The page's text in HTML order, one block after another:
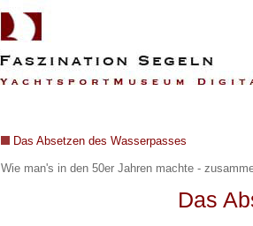
Das Absetzen des Wasserpasses
Wie man's in den 50er Jahren machte - z
Das